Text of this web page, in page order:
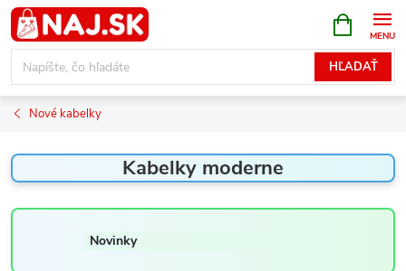
Prejsť
na
obsah
HĽADAŤ
KOŠÍK
Nové kabelky
Kabelky moderne
Novinky